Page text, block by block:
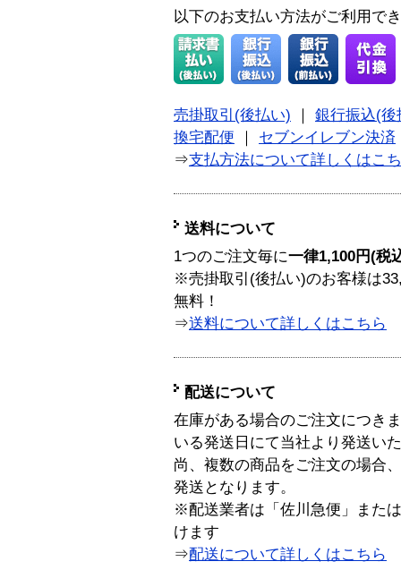
以下のお支払い方法がご利用で
売掛取引(後払い)
銀行振込(後
換宅配便
セブンイレブン決済
⇒支払方法について詳しくはこ
送料について
1つのご注文毎に一律1,100円(税
※売掛取引(後払い)のお客様は
無料！
⇒送料について詳しくはこちら
配送について
在庫がある場合のご注文につき
いる発送日にて当社より発送い
尚、複数の商品をご注文の場合
発送となります。
※配送業者は「佐川急便」また
けます
⇒配送について詳しくはこちら